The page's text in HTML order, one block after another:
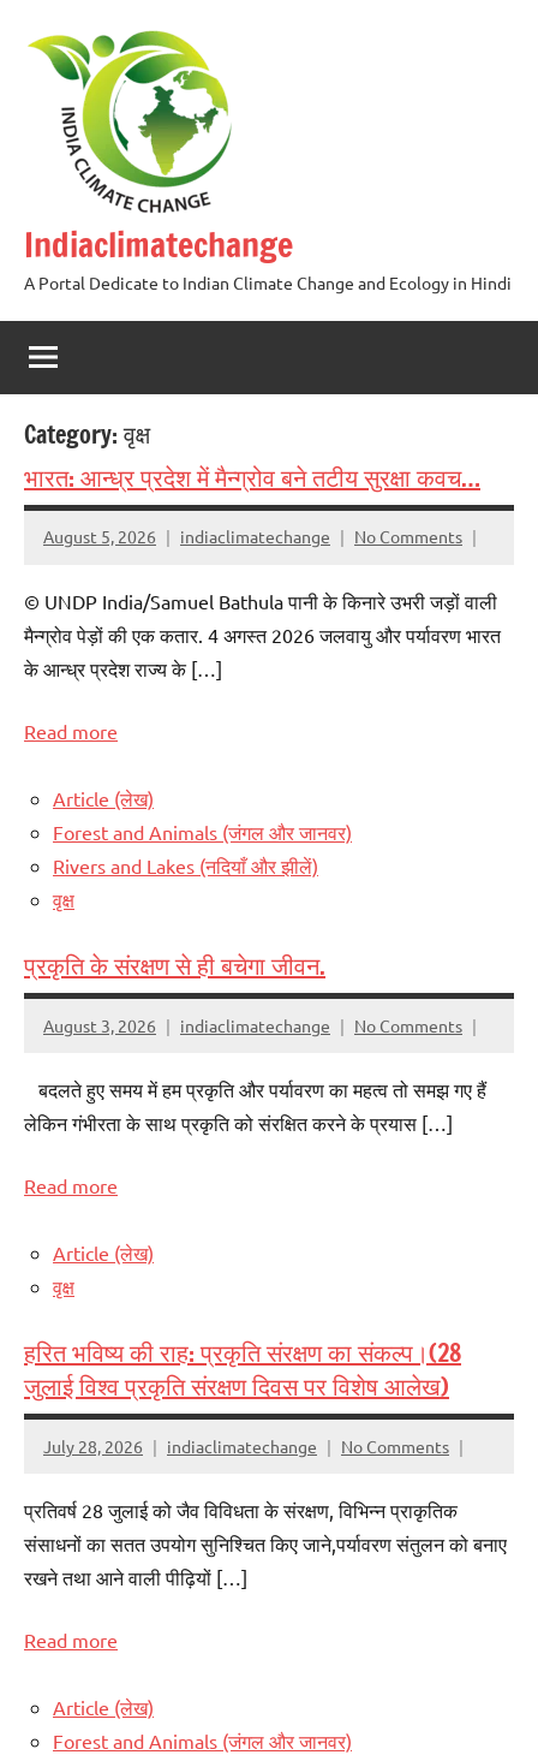
content
Indiaclimatechange
A Portal Dedicate to Indian Climate Change and Ecology in Hindi
Category:वृक्ष
भारत: आन्ध्र प्रदेश में मैन्ग्रोव बने तटीय सुरक्षा कवच…
August 5, 2026 indiaclimatechange No Comments
© UNDP India/Samuel Bathula पानी के किनारे उभरी जड़ों वाली
मैन्ग्रोव पेड़ों की एक कतार. 4 अगस्त 2026 जलवायु और पर्यावरण भारत
के आन्ध्र प्रदेश राज्य के […]
Read more
Article (लेख)
Forest and Animals (जंगल और जानवर)
Rivers and Lakes (नदियाँ और झीलें)
वृक्ष
प्रकृति के संरक्षण से ही बचेगा जीवन.
August 3, 2026 indiaclimatechange No Comments
बदलते हुए समय में हम प्रकृति और पर्यावरण का महत्व तो समझ गए हैं
लेकिन गंभीरता के साथ प्रकृति को संरक्षित करने के प्रयास […]
Read more
Article (लेख)
वृक्ष
हरित भविष्य की राह: प्रकृति संरक्षण का संकल्प।(28
जुलाई विश्व प्रकृति संरक्षण दिवस पर विशेष आलेख)
July 28, 2026 indiaclimatechange No Comments
प्रतिवर्ष 28 जुलाई को जैव विविधता के संरक्षण, विभिन्न प्राकृतिक
संसाधनों का सतत उपयोग सुनिश्चित किए जाने,पर्यावरण संतुलन को बनाए
रखने तथा आने वाली पीढ़ियों […]
Read more
Article (लेख)
Forest and Animals (जंगल और जानवर)